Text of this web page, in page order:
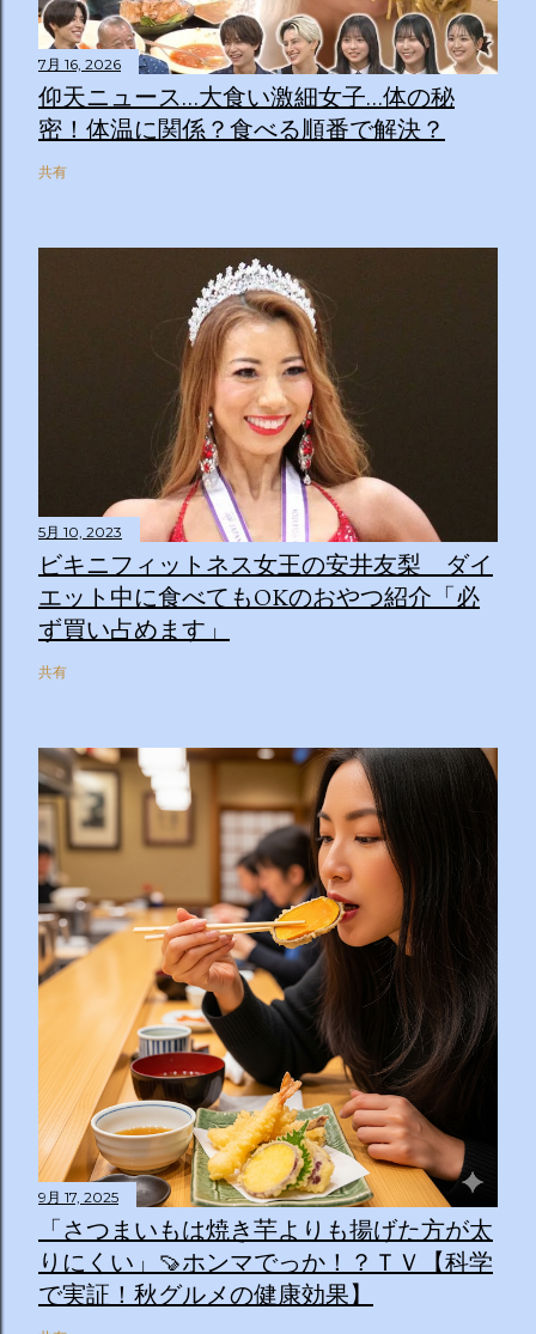
7月 16, 2026
仰天ニュース…大食い激細女子…体の秘
密！体温に関係？食べる順番で解決？
共有
5月 10, 2023
ビキニフィットネス女王の安井友梨 ダイ
エット中に食べてもOKのおやつ紹介「必
ず買い占めます」
共有
9月 17, 2025
「さつまいもは焼き芋よりも揚げた方が太
りにくい」🍠ホンマでっか！？ＴＶ【科学
で実証！秋グルメの健康効果】